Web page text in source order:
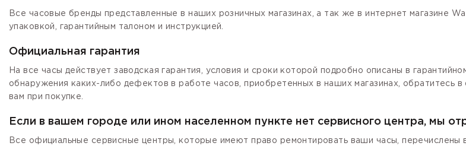
Все часовые бренды представленные в наших розничных магазинах, а так же в интернет магазине
упаковкой, гарантийным талоном и инструкцией.
Официальная гарантия
На все часы действует заводская гарантия, условия и сроки которой подробно описаны в
обнаружения каких-либо дефектов в работе часов, приобретенных в наших магазинах, обратитесь
вам при покупке.
Если в вашем городе или ином населенном пункте нет сервисного центра, мы
Все официальные сервисные центры, которые имеют право ремонтировать ваши часы,